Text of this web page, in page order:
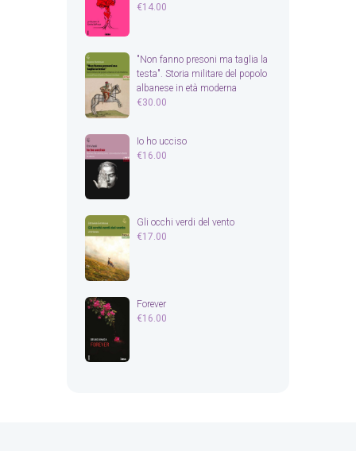
€14.00
"Non fanno presoni ma taglia la
testa". Storia militare del popolo
albanese in età moderna
€30.00
Io ho ucciso
€16.00
Gli occhi verdi del vento
€17.00
Forever
€16.00